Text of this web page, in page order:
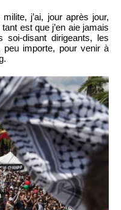
j’ai, jour après jour,
est que j’en aie jamais
disant dirigeants, les
peu importe, pour venir à